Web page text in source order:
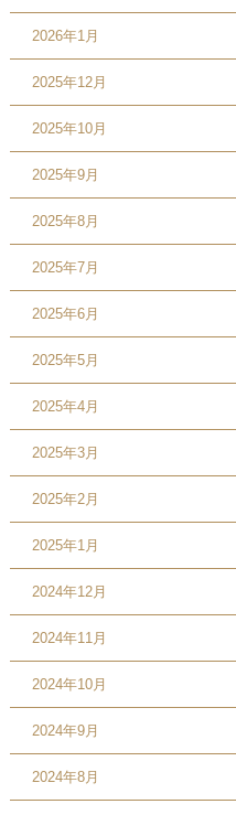
2026年1月
2025年12月
2025年10月
2025年9月
2025年8月
2025年7月
2025年6月
2025年5月
2025年4月
2025年3月
2025年2月
2025年1月
2024年12月
2024年11月
2024年10月
2024年9月
2024年8月